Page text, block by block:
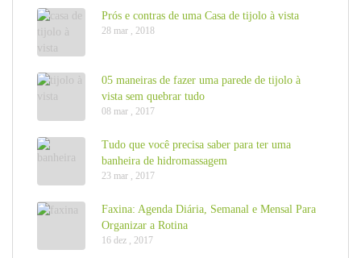
Prós e contras de uma Casa de tijolo à vista
28 mar , 2018
05 maneiras de fazer uma parede de tijolo à
vista sem quebrar tudo
08 mar , 2017
Tudo que você precisa saber para ter uma
banheira de hidromassagem
23 mar , 2017
Faxina: Agenda Diária, Semanal e Mensal Para
Organizar a Rotina
16 dez , 2017